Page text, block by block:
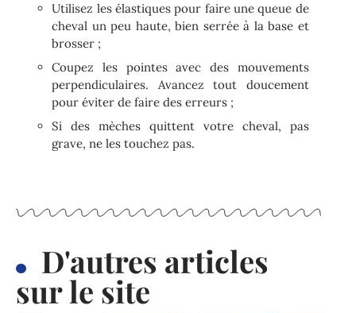
Utilisez les élastiques pour faire une queue de
cheval un peu haute, bien serrée à la base et
brosser ;
Coupez les pointes avec des mouvements
perpendiculaires. Avancez tout doucement
pour éviter de faire des erreurs ;
Si des mèches quittent votre cheval, pas
grave, ne les touchez pas.
D'autres articles
sur le site